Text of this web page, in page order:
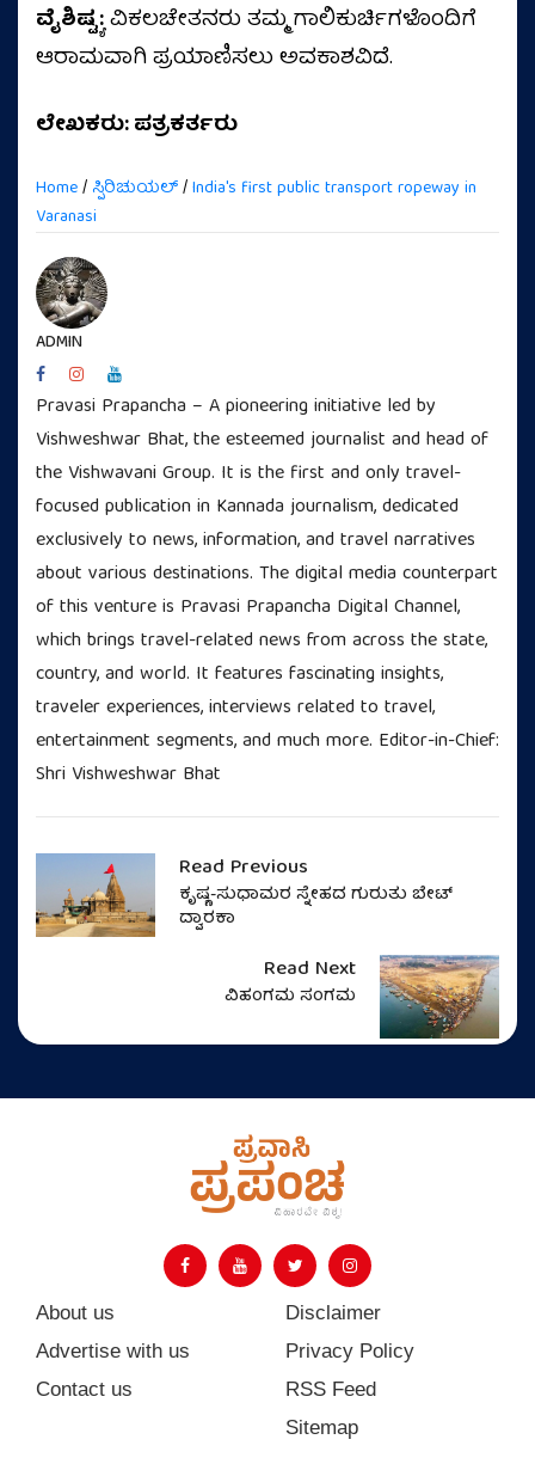
ವೈಶಿಷ್ಟ್ಯ:ವಿಕಲಚೇತನರು ತಮ್ಮ ಗಾಲಿಕುರ್ಚಿಗಳೊಂದಿಗೆ
ಆರಾಮವಾಗಿ ಪ್ರಯಾಣಿಸಲು ಅವಕಾಶವಿದೆ.
ಲೇಖಕರು: ಪತ್ರಕರ್ತರು
Home/ಸ್ಪಿರಿಚುಯಲ್/India's first public transport ropeway in
Varanasi
ADMIN
Pravasi Prapancha – A pioneering initiative led by
Vishweshwar Bhat, the esteemed journalist and head of
the Vishwavani Group. It is the first and only travel-
focused publication in Kannada journalism, dedicated
exclusively to news, information, and travel narratives
about various destinations. The digital media counterpart
of this venture is Pravasi Prapancha Digital Channel,
which brings travel-related news from across the state,
country, and world. It features fascinating insights,
traveler experiences, interviews related to travel,
entertainment segments, and much more. Editor-in-Chief:
Shri Vishweshwar Bhat
Read Previous
ಕೃಷ್ಣ-ಸುಧಾಮರ ಸ್ನೇಹದ ಗುರುತು ಬೇಟ್
ದ್ವಾರಕಾ
Read Next
ವಿಹಂಗಮ ಸಂಗಮ
About us
Advertise with us
Contact us
Disclaimer
Privacy Policy
RSS Feed
Sitemap